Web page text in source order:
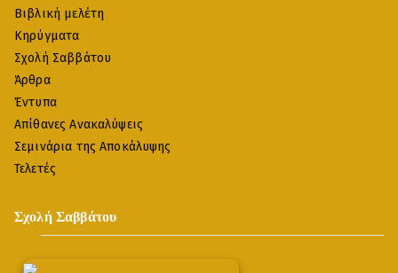
Βιβλική μελέτη
Κηρύγματα
Σχολή Σαββάτου
Άρθρα
Έντυπα
Απίθανες Ανακαλύψεις
Σεμινάρια της Αποκάλυψης
Τελετές
Σχολή Σαββάτου